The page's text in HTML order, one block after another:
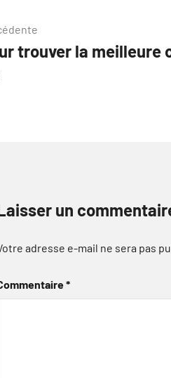
trouver la meilleure
un
adresse e-mail ne sera pas
*